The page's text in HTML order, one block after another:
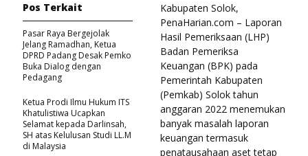
Kabupaten Solok,
PenaHarian.com – Laporan
Hasil Pemeriksaan (LHP)
Badan Pemeriksa
Keuangan (BPK) pada
Pemerintah Kabupaten
(Pemkab) Solok tahun
anggaran 2022 menemukan
banyak masalah laporan
keuangan termasuk
penatausahaan aset tetap
Pos Terkait
Pasar Raya Bergejolak
Jelang Ramadhan, Ketua
DPRD Padang Desak Pemko
Buka Dialog dengan
Pedagang
Ketua Prodi Ilmu Hukum ITS
Khatulistiwa Ucapkan
Selamat kepada Darlinsah,
SH atas Kelulusan Studi LL.M
di Malaysia